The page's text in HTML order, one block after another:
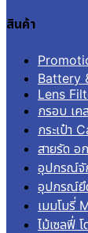
สินค้า
Battery
Lens
กรอบ เ
กระเป๋า
สายรัด อ
อุปกรณ์จั
อุปกรณ์ยึ
เมมโมรี่
ไม้เซลฟี่